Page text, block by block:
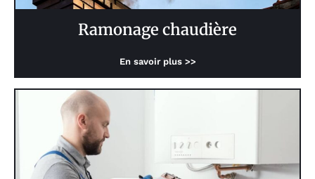
Ramonage chaudière
En savoir plus >>